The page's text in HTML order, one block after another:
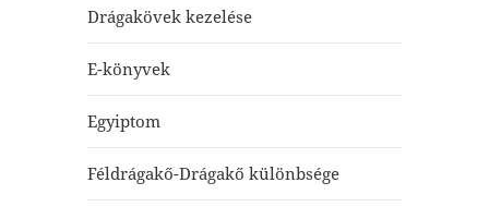
Drágakövek kezelése
E-könyvek
Egyiptom
Féldrágakő-Drágakő különbsége